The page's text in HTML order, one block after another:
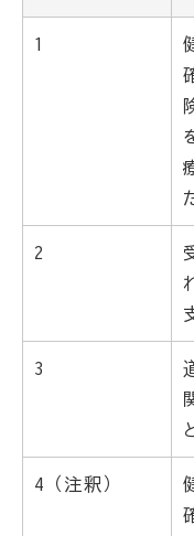
1
2
3
4（注釈）